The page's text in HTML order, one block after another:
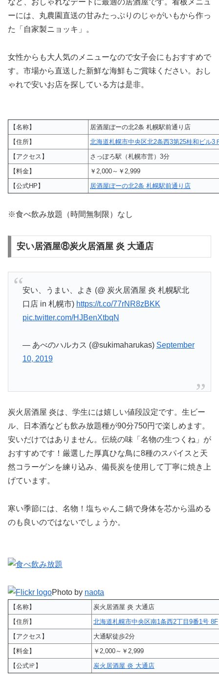
など、おしゃれなデートに最適の居酒屋です。看板メニュ
ーには、丸農園直送の甘みたっぷりのじゃがいもから作っ
た「自家製ニョッキ」。
女性からも大人気のメニューなので女子会にもおすすめで
す。市場から直送した新鮮な海鮮もご賞味ください。おし
ゃれで安いお店を探している方は是非。
【名称】
居酒屋ぼーの北2条 札幌駅前通り店
【住所】
北海道札幌市中央区北2条西3第25桂和ビル3
【アクセス】
さっぽろ駅（札幌市営）3分
【料金】
￥2,000～￥2,999
【公式HP】
居酒屋ぼーの北2条 札幌駅前通り店
※食べ飲み放題（時間無制限）なし
安い居酒屋⑧炭火居酒屋 炎 大通店
安い、うまい、よき (@ 炭火居酒屋 炎 札幌駅北
口店 in 札幌市) https://t.co/77rNR8zBKK
pic.twitter.com/HJBenXtbqN
— あべのハルカス (@sukimaharukas) September
10, 2019
炭火居酒屋 炎は、学生には嬉しい値段設定です。生ビー
ル、日本酒なども飲み放題種が90分750円で楽しめます。
安いだけではありません。伝統の味「名物の生つくね」が
おすすめです！厳選した厚真ひな鳥に8種のスパイスと天
然コラーゲンを練り込み、備長炭を使用して丁寧に焼き上
げています。
寒い季節には、名物！塩ちゃんこ鍋で身体を芯から温める
のも良いのではないでしょうか。
Photo by naota
【名称】
炭火居酒屋 炎 大通店
【住所】
北海道札幌市中央区南1条西2丁目9番1号 8F
【アクセス】
大通駅徒歩2分
【料金】
￥2,000～￥2,999
【公式㏋】
炭火居酒屋 炎 大通店